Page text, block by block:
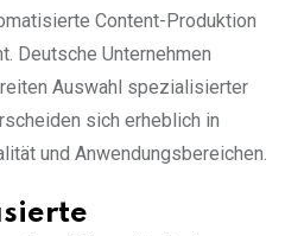
Content-Produktion
Deutsche Unternehmen
Auswahl spezialisierter
sich erheblich in
und Anwendungsbereichen.